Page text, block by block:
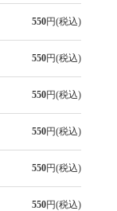
550円(税込)
550円(税込)
550円(税込)
550円(税込)
550円(税込)
550円(税込)